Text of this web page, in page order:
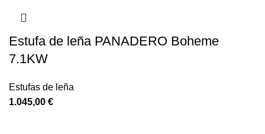
Estufa de leña PANADERO Boheme
7.1KW
Estufas de leña
1.045,00 €